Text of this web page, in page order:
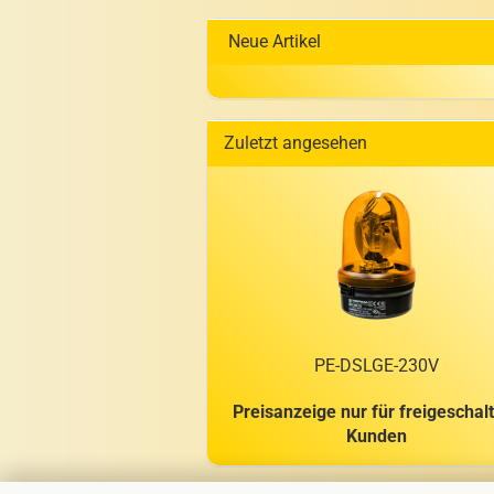
Neue Artikel
Zuletzt angesehen
PE-​DSLGE-230V
Preisanzeige nur für
Kunden